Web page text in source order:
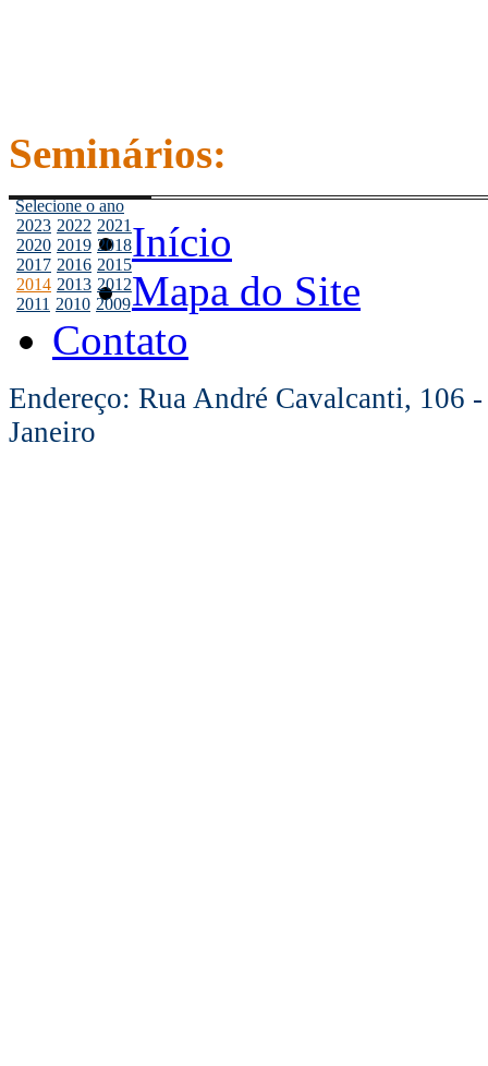
Seminários:
Selecione o ano
2023 2022 2021
2020 2019 2018
2017 2016 2015
2014 2013 2012
2011 2010 2009
Início
Mapa do Site
Contato
Endereço: Rua André Cavalcanti, 106
Janeiro